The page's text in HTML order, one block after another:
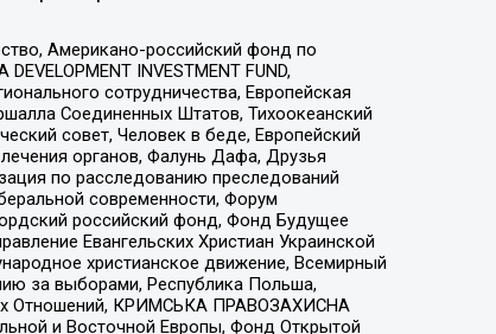
Американо-российский фонд по
INVESTMENT FUND,
сотрудничества, Европейская
Соединенных Штатов, Тихоокеанский
совет, Человек в беде, Европейский
органов, Фалунь Дафа, Друзья
по расследованию преследований
современности, Форум
российский фонд, Фонд Будущее
Евангельских Христиан Украинской
христианское движение, Всемирный
за выборами, Республика Польша,
Отношений, КРИМСЬКА ПРАВОЗАХИСНА
и Восточной Европы, Фонд Открытой